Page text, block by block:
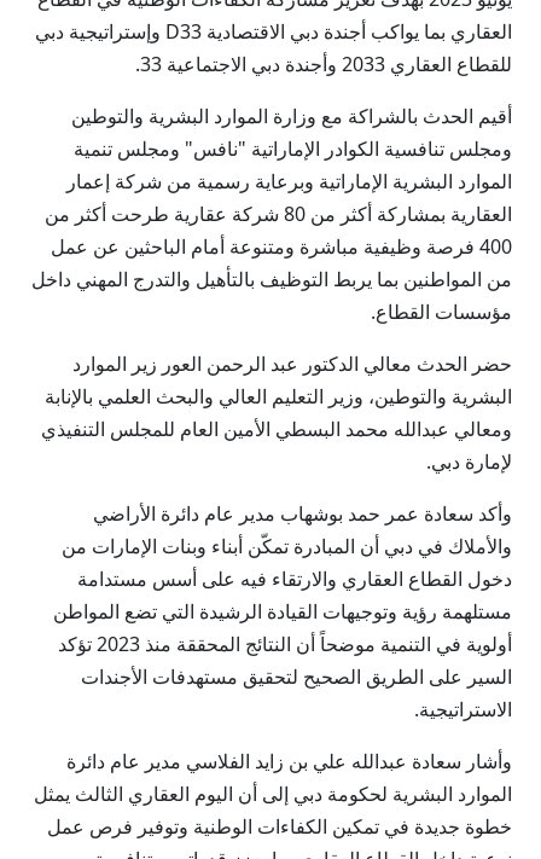
العقاري بما يواكب أجندة دبي الاقتصادية D33 وإستراتيجية دبي
للقطاع العقاري 2033 وأجندة دبي الاجتماعية 33.
أقيم الحدث بالشراكة مع وزارة الموارد البشرية والتوطين
ومجلس تنافسية الكوادر الإماراتية "نافس" ومجلس تنمية
الموارد البشرية الإماراتية وبرعاية رسمية من شركة إعمار
العقارية بمشاركة أكثر من 80 شركة عقارية طرحت أكثر من
400 فرصة وظيفية مباشرة ومتنوعة أمام الباحثين عن عمل
من المواطنين بما يربط التوظيف بالتأهيل والتدرج المهني داخل
مؤسسات القطاع.
حضر الحدث معالي الدكتور عبد الرحمن العور زير الموارد
البشرية والتوطين، وزير التعليم العالي والبحث العلمي بالإنابة
ومعالي عبدالله محمد البسطي الأمين العام للمجلس التنفيذي
لإمارة دبي.
وأكد سعادة عمر حمد بوشهاب مدير عام دائرة الأراضي
والأملاك في دبي أن المبادرة تمكّن أبناء وبنات الإمارات من
دخول القطاع العقاري والارتقاء فيه على أسس مستدامة
مستلهمة رؤية وتوجيهات القيادة الرشيدة التي تضع المواطن
أولوية في التنمية موضحاً أن النتائج المحققة منذ 2023 تؤكد
السير على الطريق الصحيح لتحقيق مستهدفات الأجندات
الاستراتيجية.
وأشار سعادة عبدالله علي بن زايد الفلاسي مدير عام دائرة
الموارد البشرية لحكومة دبي إلى أن اليوم العقاري الثالث يمثل
خطوة جديدة في تمكين الكفاءات الوطنية وتوفير فرص عمل